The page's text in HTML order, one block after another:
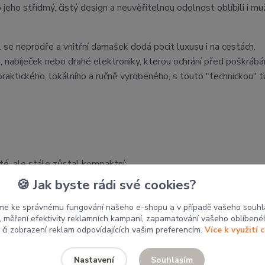
střídmý, čistý design a neuvěřitelnou odolnost oblíbili i
neprodře a vnitřní damašek dodá pocit luxusu i na cestách.
nebo drahé elektroniky, kterou ochrání před
lokálního a ručně vyrobeného, s touto "technickou"
ale stále zůstal kompaktní:
žakárová bavlna (uvnitř).
část lze povytáhnout a jemně přeprat v ruce. Nežehlit,
putují do místních školek a škol pro tvoření dětí. Nákupem
🍪 Jak byste rádi své cookies?
ke správnému fungování našeho e-shopu a v případě vašeho
efektivity reklamních kampaní, zapamatování vašeho
zobrazení reklam odpovídajících vašim preferencím. Více k využití
Nastavení Souhlasím